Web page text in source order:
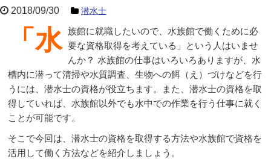
2018/09/30 潜水士
「水族館に就職したいので、水族館で働くために必 要な資格取得を考えている」という人はいませ
んか？ 水族館の仕事はいろいろありますが、水
槽内に潜って清掃や水質調査、生物への餌（え）づけなどを行
うには、潜水士の資格が役立ちます。また、潜水士の資格を取
得していれば、水族館以外でも水中での作業を行う仕事に就く
ことが可能です。
そこで今回は、潜水士の資格を取得する方法や水族館で資格を
活用して働く方法などを紹介しましょう。